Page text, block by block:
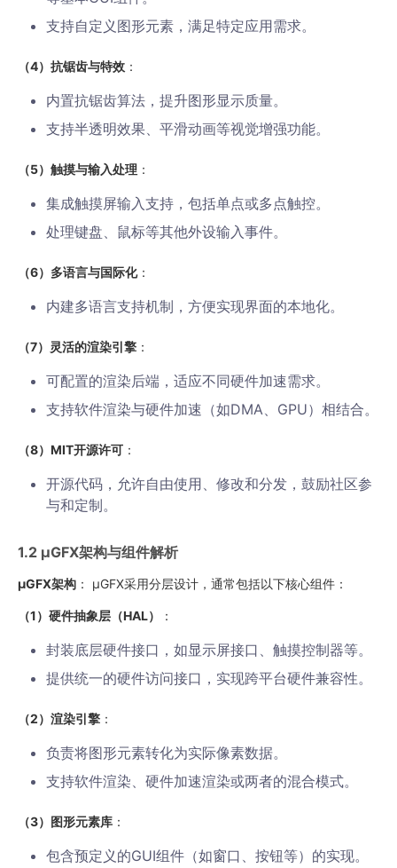
支持自定义图形元素，满足特定应用需求。
（4）抗锯齿与特效 ：
内置抗锯齿算法，提升图形显示质量。
支持半透明效果、平滑动画等视觉增强功能。
（5）触摸与输入处理 ：
集成触摸屏输入支持，包括单点或多点触控。
处理键盘、鼠标等其他外设输入事件。
（6）多语言与国际化：
内建多语言支持机制，方便实现界面的本地化。
（7）灵活的渲染引擎 ：
可配置的渲染后端，适应不同硬件加速需求。
支持软件渲染与硬件加速（如DMA、GPU）相结合。
（8）MIT开源许可 ：
开源代码，允许自由使用、修改和分发，鼓励社区参
与和定制。
1.2 µGFX架构与组件解析
µGFX架构 ： µGFX采用分层设计，通常包括以下核心组件：
（1）硬件抽象层（HAL） ：
封装底层硬件接口，如显示屏接口、触摸控制器等。
提供统一的硬件访问接口，实现跨平台硬件兼容性。
（2）渲染引擎 ：
负责将图形元素转化为实际像素数据。
支持软件渲染、硬件加速渲染或两者的混合模式。
（3）图形元素库 ：
包含预定义的GUI组件（如窗口、按钮等）的实现。